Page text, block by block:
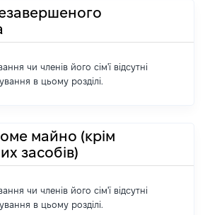
чи членів його сім'ї відсутні
в цьому розділі.
майно (крім
засобів)
чи членів його сім'ї відсутні
в цьому розділі.